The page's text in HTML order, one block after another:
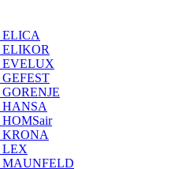
EVELUX
LEX
MAUNFELD